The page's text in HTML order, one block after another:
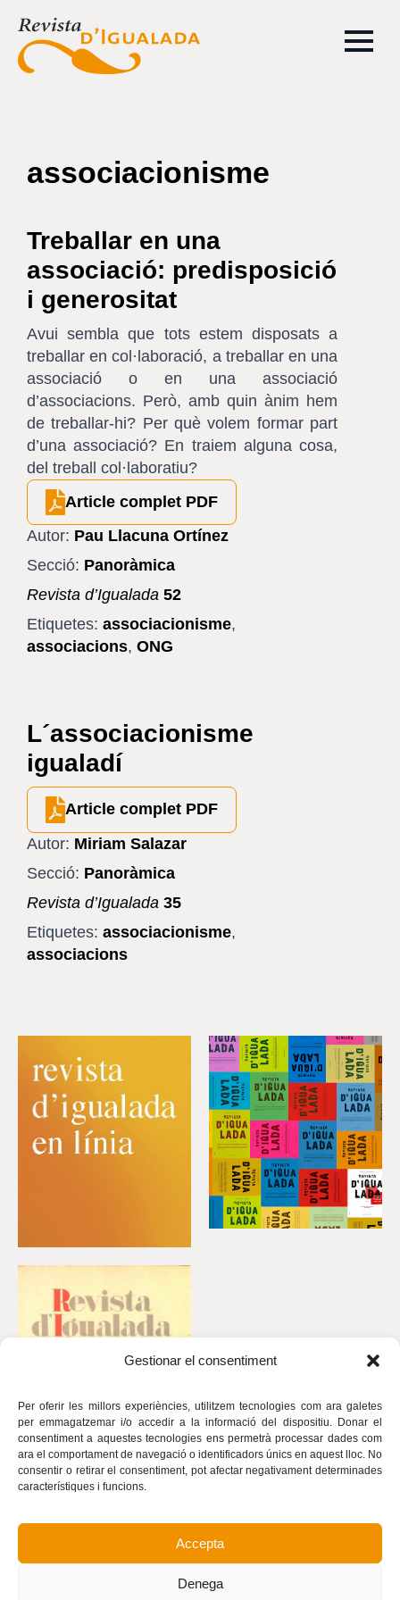
Gestionar el consentiment
Per oferir les millors experiències, utilitzem tecnologies com ara galetes
per emmagatzemar i/o accedir a la informació del dispositiu. Donar el
consentiment a aquestes tecnologies ens permetrà processar dades com
ara el comportament de navegació o identificadors únics en aquest lloc. No
consentir o retirar el consentiment, pot afectar negativament determinades
característiques i funcions.
Accepta
Denega
associacionisme
Treballar en una
associació: predisposició
i generositat
Avui sembla que tots estem disposats a
treballar en col·laboració, a treballar en una
associació o en una associació
d’associacions. Però, amb quin ànim hem
de treballar-hi? Per què volem formar part
d’una associació? En traiem alguna cosa,
del treball col·laboratiu?
Article complet PDF
Autor: Pau Llacuna Ortínez
Secció: Panoràmica
Revista d’Igualada 52
Etiquetes: associacionisme,
associacions, ONG
L´associacionisme
igualadí
Article complet PDF
Autor: Miriam Salazar
Secció: Panoràmica
Revista d’Igualada 35
Etiquetes: associacionisme,
associacions